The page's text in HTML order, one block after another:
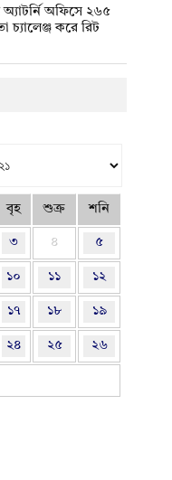
অফিসে ২৬৫
চ্যালেঞ্জ করে রিট
বৃহ শুক্র শনি
৩ ৪ ৫
১০ ১১ ১২
১৭ ১৮ ১৯
২৪ ২৫ ২৬